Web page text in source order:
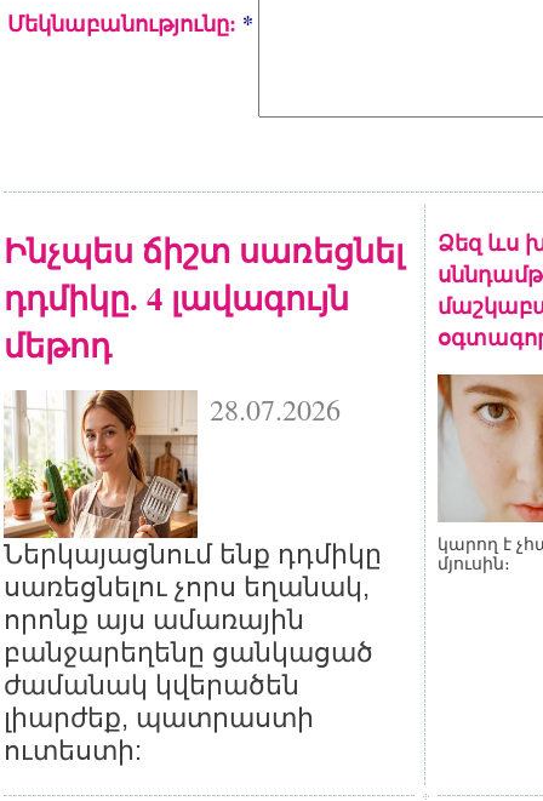
Մեկնաբանությունը: *
Ինչպես ճիշտ սառեցնել
դդմիկը. 4 լավագույն
մեթոդ
28.07.2026
Ներկայացնում ենք դդմիկը
սառեցնելու չորս եղանակ,
որոնք այս ամառային
բանջարեղենը ցանկացած
ժամանակ կվերածեն
լիարժեք, պատրաստի
ուտեստի:
Ձեզ ևս
կարող է
մյուսին։